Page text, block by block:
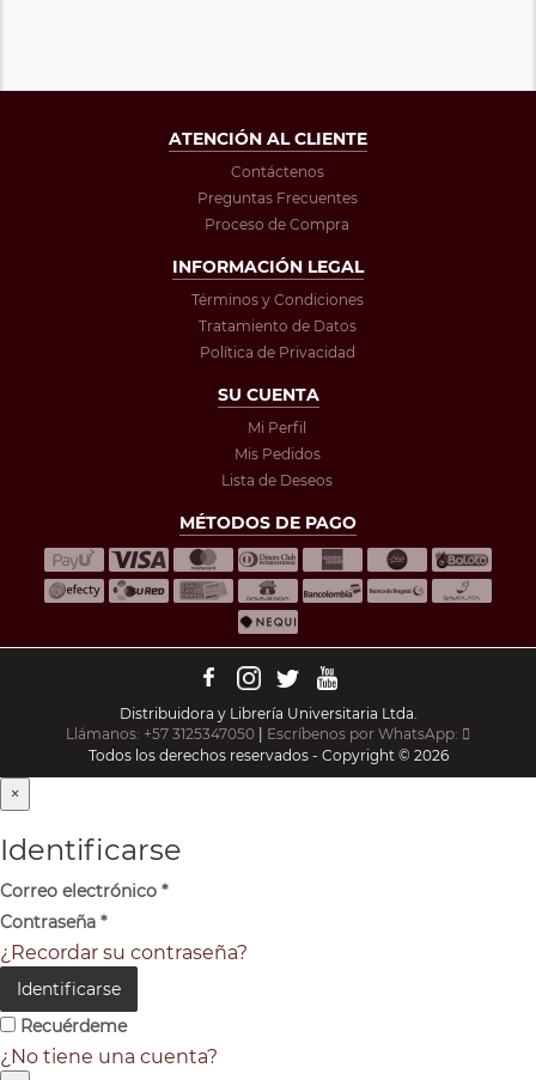
ATENCIÓN AL CLIENTE
Contáctenos
Preguntas Frecuentes
Proceso de Compra
INFORMACIÓN LEGAL
Términos y Condiciones
Tratamiento de Datos
Política de Privacidad
SU CUENTA
Mi Perfil
Mis Pedidos
Lista de Deseos
MÉTODOS DE PAGO
Distribuidora y Librería Universitaria Ltda.
Llámanos: +57 3125347050 | Escríbenos por WhatsApp:
Todos los derechos reservados - Copyright © 2026
×
Identificarse
Correo electrónico *
Contraseña *
¿Recordar su contraseña?
Identificarse
Recuérdeme
¿No tiene una cuenta?